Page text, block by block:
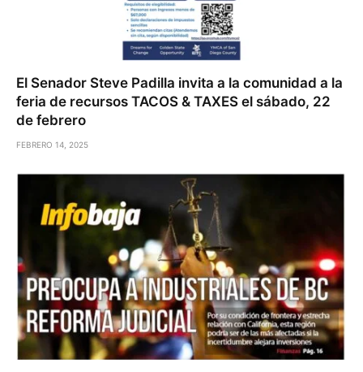
El Senador Steve Padilla invita a la comunidad a la
feria de recursos TACOS & TAXES el sábado, 22
de febrero
FEBRERO 14, 2025